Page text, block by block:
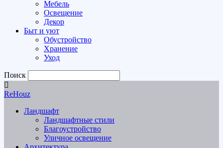
Мебель
Освещение
Декор
Быт и уют
Обустройство
Хранение
Уход
Поиск
ReHouz
Ландшафт
Ландшафтные стили
Благоустройство
Уличное освещение